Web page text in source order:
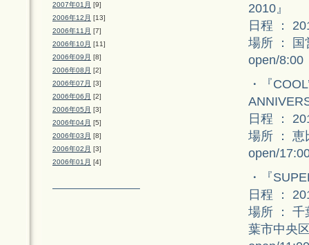
2007年01月 [9]
2006年12月 [13]
2006年11月 [7]
2006年10月 [11]
2006年09月 [8]
2006年08月 [2]
2006年07月 [3]
2006年06月 [2]
2006年05月 [3]
2006年04月 [5]
2006年03月 [8]
2006年02月 [3]
2006年01月 [4]
2010』
日程 ：
場所 ：
open/
・『
日程 ：
場所 ： 恵
open/
・『
日程 ：
場所 ： 千
葉市中央